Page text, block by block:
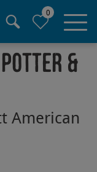
0
&
American